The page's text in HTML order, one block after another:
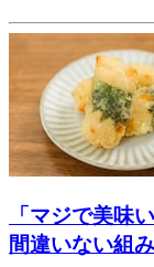
「マジで美味
間違いない組